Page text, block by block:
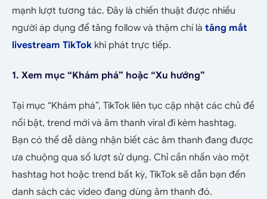
mạnh lượt tương tác. Đây là chiến thuật được nhiều
người áp dụng để tăng follow và thậm chí là tăng mắt
livestream TikTok khi phát trực tiếp.
1. Xem mục “Khám phá” hoặc “Xu hướng”
Tại mục “Khám phá”, TikTok liên tục cập nhật các chủ đề
nổi bật, trend mới và âm thanh viral đi kèm hashtag.
Bạn có thể dễ dàng nhận biết các âm thanh đang được
ưa chuộng qua số lượt sử dụng. Chỉ cần nhấn vào một
hashtag hot hoặc trend bất kỳ, TikTok sẽ dẫn bạn đến
danh sách các video đang dùng âm thanh đó.